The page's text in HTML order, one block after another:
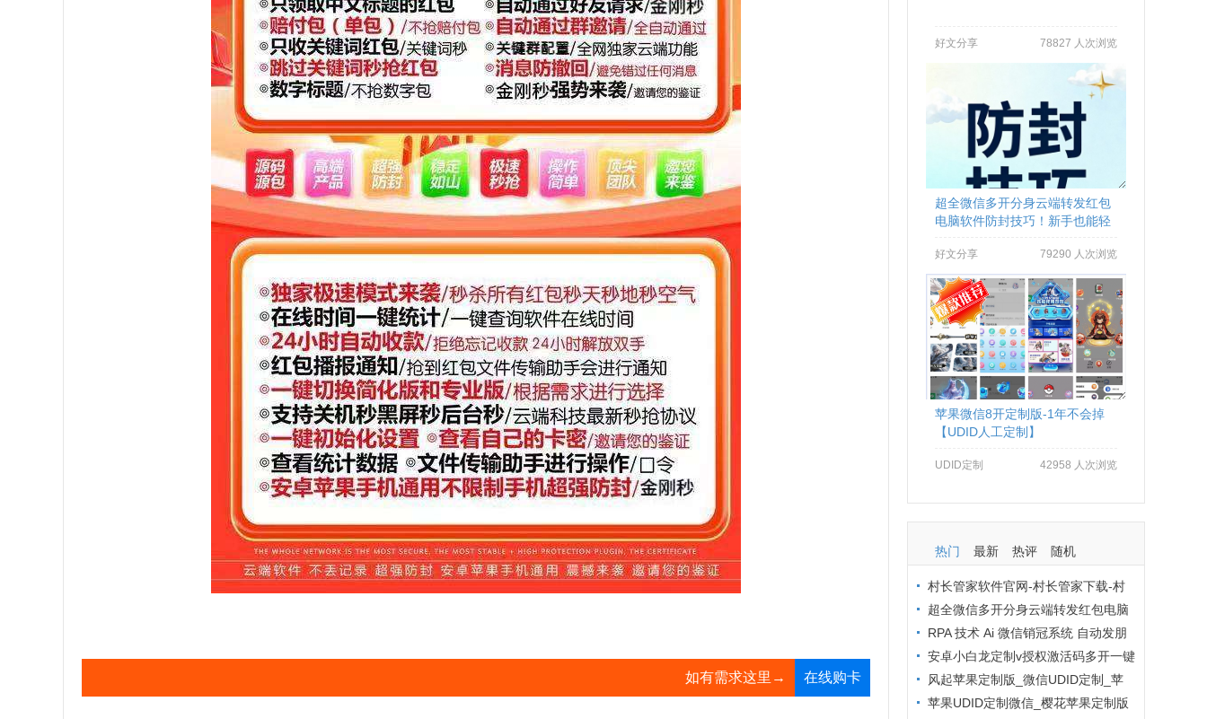
如有需求这里→ 在线购卡
好文分享 78827 人次浏览
超全微信多开分身云端转发红包
电脑软件防封技巧！新手也能轻
好文分享 79290 人次浏览
苹果微信8开定制版-1年不会掉
【UDID人工定制】
UDID定制 42958 人次浏览
热门 最新 热评 随机
村长管家软件官网-村长管家下载-村
长管家激活码-微信定时自动群发软件
超全微信多开分身云端转发红包电脑
软件防封技巧！新手也能轻松做到不封
号
RPA 技术 Ai 微信销冠系统 自动发朋
友圈 智能追单提升复购率
安卓小白龙定制v授权激活码多开一键
转发风起苹果定制版_微信UDID定制_苹
果多开专属服务版
苹果UDID定制微信_樱花苹果定制版